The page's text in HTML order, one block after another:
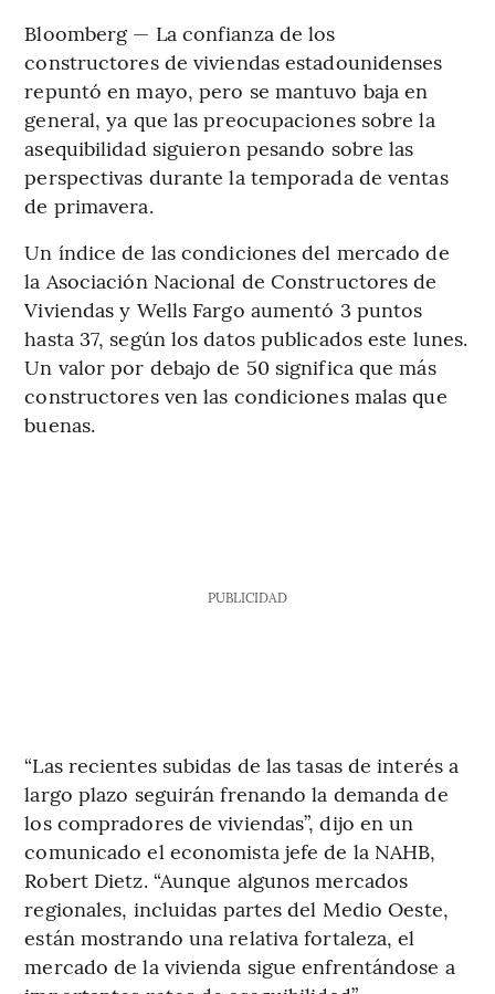
Bloomberg — La confianza de los
constructores de viviendas estadounidenses
repuntó en mayo, pero se mantuvo baja en
general, ya que las preocupaciones sobre la
asequibilidad siguieron pesando sobre las
perspectivas durante la temporada de ventas
de primavera.
Un índice de las condiciones del mercado de
la Asociación Nacional de Constructores de
Viviendas y Wells Fargo aumentó 3 puntos
hasta 37, según los datos publicados este lunes.
Un valor por debajo de 50 significa que más
constructores ven las condiciones malas que
buenas.
PUBLICIDAD
“Las recientes subidas de las tasas de interés a
largo plazo seguirán frenando la demanda de
los compradores de viviendas”, dijo en un
comunicado el economista jefe de la NAHB,
Robert Dietz. “Aunque algunos mercados
regionales, incluidas partes del Medio Oeste,
están mostrando una relativa fortaleza, el
mercado de la vivienda sigue enfrentándose a